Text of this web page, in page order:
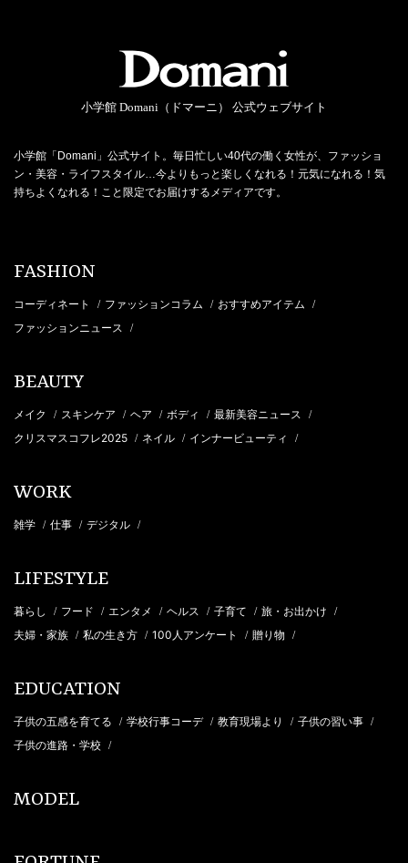
小学館 Domani（ドマーニ） 公式ウェブサイト
小学館「Domani」公式サイト。毎日忙しい40代の働く女性が、ファッショ
ン・美容・ライフスタイル…今よりもっと楽しくなれる！元気になれる！気
持ちよくなれる！こと限定でお届けするメディアです。
FASHION
コーディネート / ファッションコラム / おすすめアイテム /
ファッションニュース /
BEAUTY
メイク / スキンケア / ヘア / ボディ / 最新美容ニュース /
クリスマスコフレ2025 / ネイル / インナービューティ /
WORK
雑学 / 仕事 / デジタル /
LIFESTYLE
暮らし / フード / エンタメ / ヘルス / 子育て / 旅・お出かけ /
夫婦・家族 / 私の生き方 / 100人アンケート / 贈り物 /
EDUCATION
子供の五感を育てる / 学校行事コーデ / 教育現場より / 子供の習い事 /
子供の進路・学校 /
MODEL